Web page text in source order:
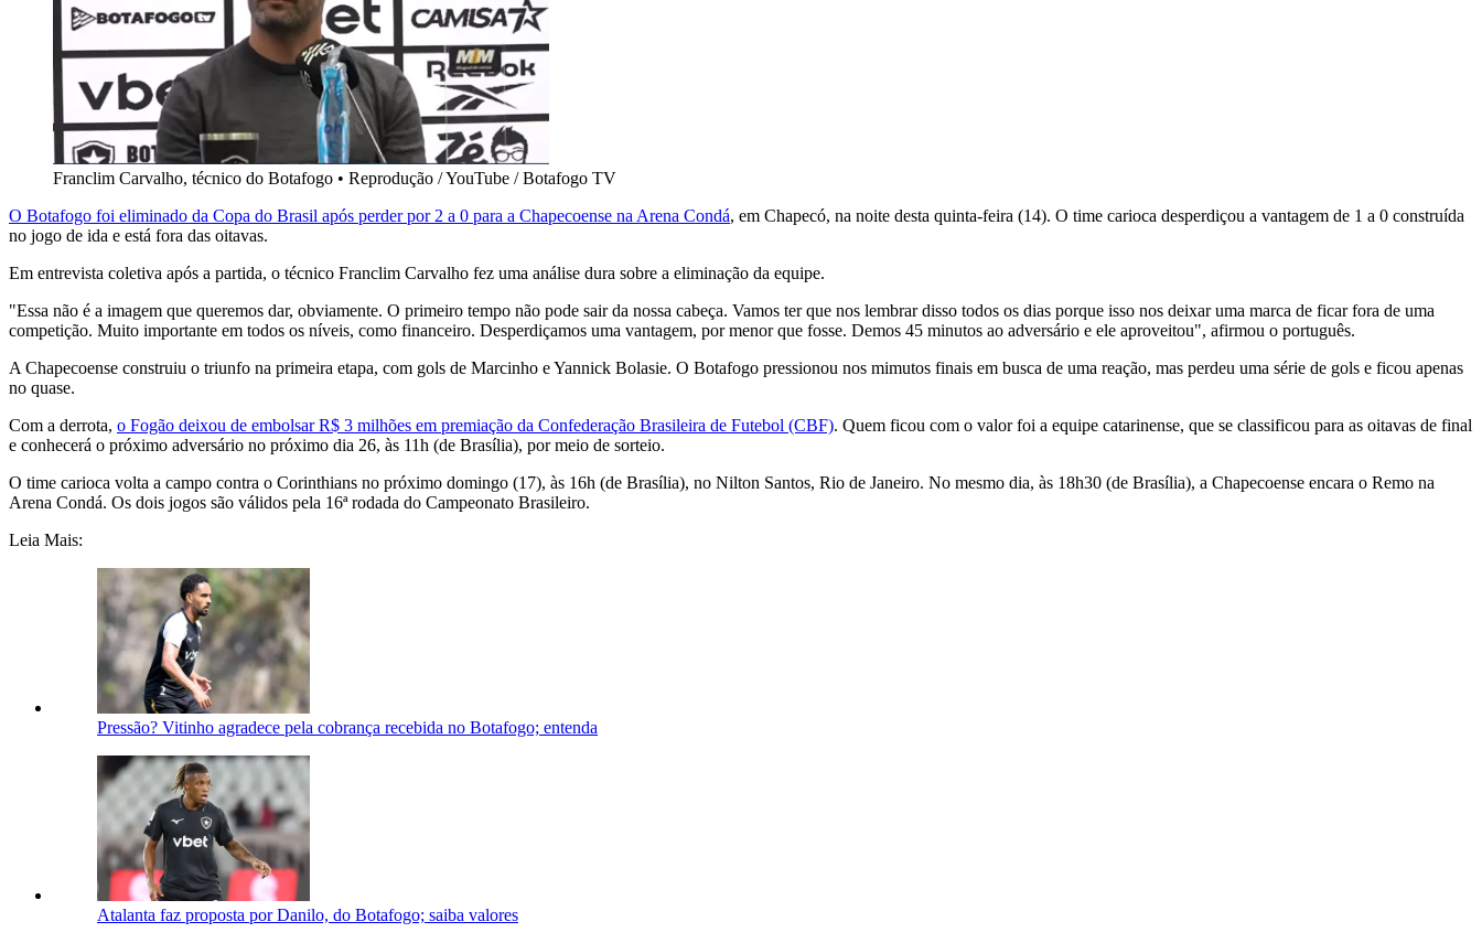
Franclim Carvalho, técnico do Botafogo • Reprodução / YouTube / Botafogo TV
O Botafogo foi eliminado da Copa do Brasil após perder por 2 a 0 para a Chapecoense na Arena Condá, em Chapecó, na noite desta quinta-feira (14). O time carioca desperdiçou a vantagem de 1 a 0 construída
no jogo de ida e está fora das oitavas.
Em entrevista coletiva após a partida, o técnico Franclim Carvalho fez uma análise dura sobre a eliminação da equipe.
"Essa não é a imagem que queremos dar, obviamente. O primeiro tempo não pode sair da nossa cabeça. Vamos ter que nos lembrar disso todos os dias porque isso nos deixar uma marca de ficar fora de uma
competição. Muito importante em todos os níveis, como financeiro. Desperdiçamos uma vantagem, por menor que fosse. Demos 45 minutos ao adversário e ele aproveitou", afirmou o português.
A Chapecoense construiu o triunfo na primeira etapa, com gols de Marcinho e Yannick Bolasie. O Botafogo pressionou nos mimutos finais em busca de uma reação, mas perdeu uma série de gols e ficou apenas
no quase.
Com a derrota, o Fogão deixou de embolsar R$ 3 milhões em premiação da Confederação Brasileira de Futebol (CBF). Quem ficou com o valor foi a equipe catarinense, que se classificou para as oitavas de final
e conhecerá o próximo adversário no próximo dia 26, às 11h (de Brasília), por meio de sorteio.
O time carioca volta a campo contra o Corinthians no próximo domingo (17), às 16h (de Brasília), no Nilton Santos, Rio de Janeiro. No mesmo dia, às 18h30 (de Brasília), a Chapecoense encara o Remo na
Arena Condá. Os dois jogos são válidos pela 16ª rodada do Campeonato Brasileiro.
Leia Mais:
Pressão? Vitinho agradece pela cobrança recebida no Botafogo; entenda
Atalanta faz proposta por Danilo, do Botafogo; saiba valores